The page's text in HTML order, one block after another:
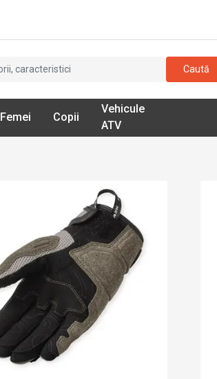
Caută
Femei Copii
Vehicule
ATV